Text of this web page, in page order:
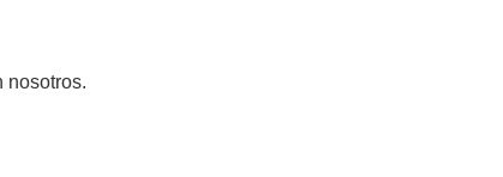
nosotros.